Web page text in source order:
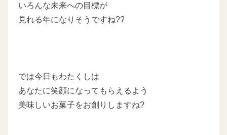
いろんな未来への目標が
見れる年になりそうですね??
では今日もわたくしは
あなたに笑顔になってもらえるよう
美味しいお菓子をお創りしますね?